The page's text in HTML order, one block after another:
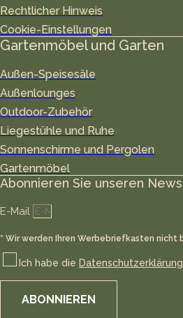
Rechtlicher Hinweis
Cookie-Einstellungen
Gartenmöbel und Garten
Außen-Speisesäle
Außenlounges
Outdoor-Zubehör
Liegestühle und Ruhe
Sonnenschirme und Pergolen
Gartenmöbel
Abonnieren Sie unseren
E-Mail
* Wir werden Ihren Werbebriefkasten nicht
Ich habe die Datenschutzerklärung
ABONNIEREN